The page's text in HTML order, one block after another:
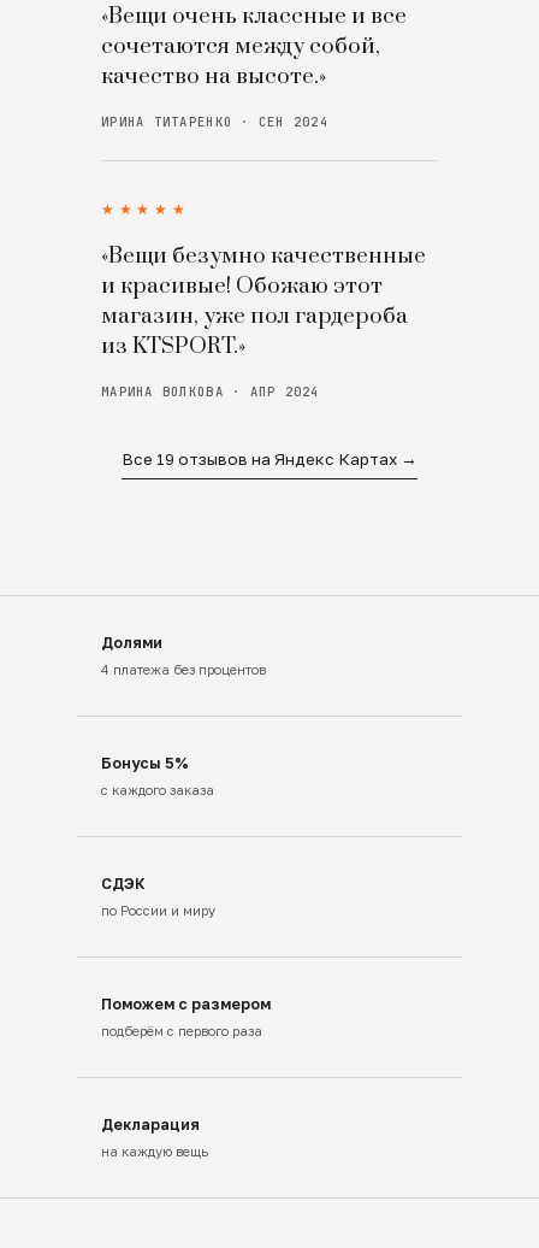
«Вещи очень классные и все
сочетаются между собой,
качество на высоте.»
ИРИНА ТИТАРЕНКО · СЕН 2024
★★★★★
«Вещи безумно качественные
и красивые! Обожаю этот
магазин, уже пол гардероба
из KTSPORT.»
МАРИНА ВОЛКОВА · АПР 2024
Все 19 отзывов на Яндекс Картах →
Долями
4 платежа без процентов
Бонусы 5%
с каждого заказа
СДЭК
по России и миру
Поможем с размером
подберём с первого раза
Декларация
на каждую вещь